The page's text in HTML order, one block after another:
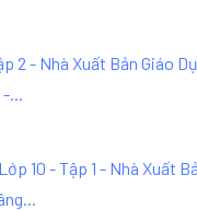
2 - Nhà Xuất Bản Giáo
-...
10 - Tập 1 - Nhà Xuất